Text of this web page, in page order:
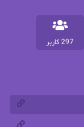
297 کاربر